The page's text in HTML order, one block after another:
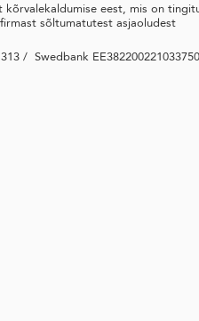
eest, mis on
sõltumatutest asjaoludest
/ Swedbank